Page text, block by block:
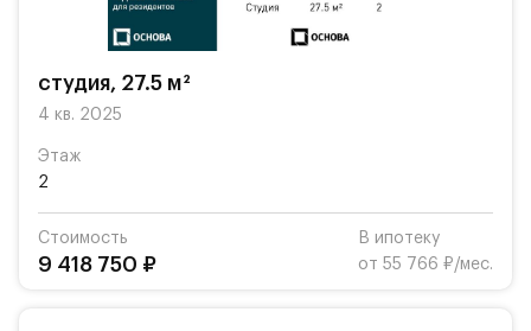
студия, 27.5 м²
4 кв. 2025
Этаж
2
Стоимость
9 418 750 ₽
В ипотеку
от 55 766 ₽/мес.